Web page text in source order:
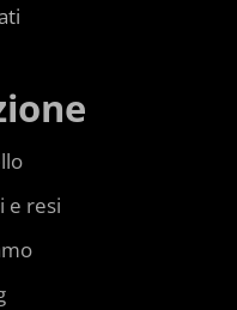
e resi